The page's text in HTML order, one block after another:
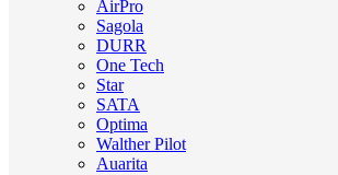
AirPro
Sagola
DURR
One Tech
Star
SATA
Optima
Walther Pilot
Auarita